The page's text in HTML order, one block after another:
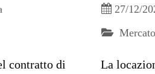
contratto di
27/12/
La